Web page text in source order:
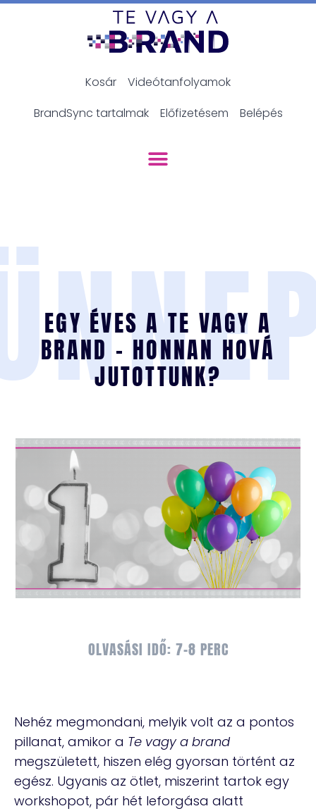
Kosár
Videótanfolyamok
BrandSync tartalmak
Előfizetésem Belépés
EGY ÉVES A TE VAGY A
BRAND – HONNAN HOVÁ
JUTOTTUNK?
OLVASÁSI IDŐ: 7-8 PERC
Nehéz megmondani, melyik volt az a pontos
pillanat, amikor a Te vagy a brand
megszületett, hiszen elég gyorsan történt az
egész. Ugyanis az ötlet, miszerint tartok egy
workshopot, pár hét leforgása alatt